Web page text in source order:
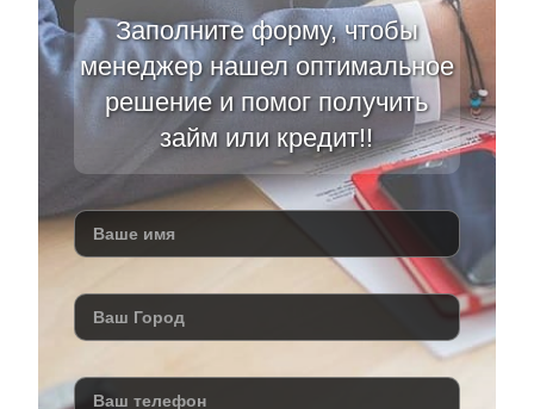
Заполните форму, чтобы
менеджер нашел оптимальное
решение и помог получить
займ или кредит!!